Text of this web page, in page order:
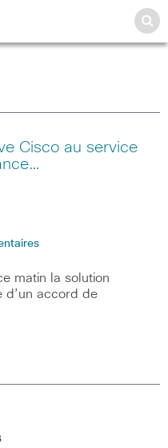
Cisco au service
matin la solution
d’un accord de